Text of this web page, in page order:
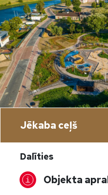
Jēkaba ceļš
Dalīties
Objekta